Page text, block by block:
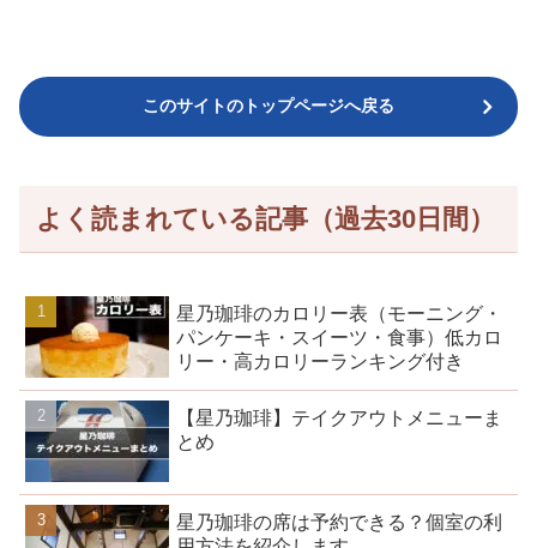
このサイトのトップページへ戻る
よく読まれている記事（過去30日間）
星乃珈琲のカロリー表（モーニング・
パンケーキ・スイーツ・食事）低カロ
リー・高カロリーランキング付き
【星乃珈琲】テイクアウトメニューま
とめ
星乃珈琲の席は予約できる？個室の利